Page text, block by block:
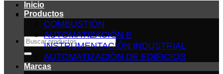
Buscar
por:
Inicio
Productos
COMBUSTIÓN
AUTOMATIZACIÓN E
INSTRUMENTACIÓN INDUSTRIAL
AUTOMATIZACIÓN DE EDIFICIOS
Marcas